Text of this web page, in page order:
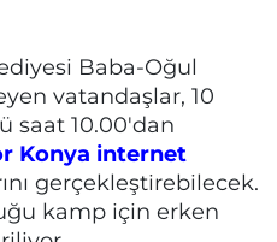
Baba-Oğul
vatandaşlar, 10
saat 10.00'dan
Konya internet
gerçekleştirebilecek.
kamp için erken